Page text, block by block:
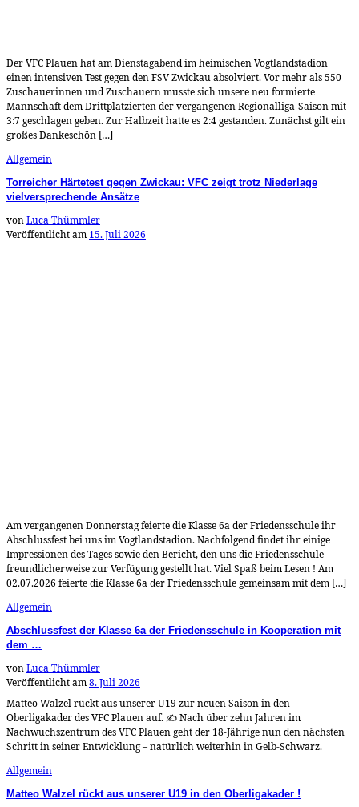
Der VFC Plauen hat am Dienstagabend im heimischen Vogtlandstadion
einen intensiven Test gegen den FSV Zwickau absolviert. Vor mehr als 550
Zuschauerinnen und Zuschauern musste sich unsere neu formierte
Mannschaft dem Drittplatzierten der vergangenen Regionalliga-Saison mit
3:7 geschlagen geben. Zur Halbzeit hatte es 2:4 gestanden. Zunächst gilt ein
großes Dankeschön […]
Allgemein
Torreicher Härtetest gegen Zwickau: VFC zeigt trotz Niederlage
vielversprechende Ansätze
vonLuca Thümmler
Veröffentlicht am 15. Juli 2026
Am vergangenen Donnerstag feierte die Klasse 6a der Friedensschule ihr
Abschlussfest bei uns im Vogtlandstadion. Nachfolgend findet ihr einige
Impressionen des Tages sowie den Bericht, den uns die Friedensschule
freundlicherweise zur Verfügung gestellt hat. Viel Spaß beim Lesen ! Am
02.07.2026 feierte die Klasse 6a der Friedensschule gemeinsam mit dem […]
Allgemein
Abschlussfest der Klasse 6a der Friedensschule in Kooperation mit
dem …
vonLuca Thümmler
Veröffentlicht am8. Juli 2026
Matteo Walzel rückt aus unserer U19 zur neuen Saison in den
Oberligakader des VFC Plauen auf. ✍️ Nach über zehn Jahren im
Nachwuchszentrum des VFC Plauen geht der 18-Jährige nun den nächsten
Schritt in seiner Entwicklung – natürlich weiterhin in Gelb-Schwarz.
Allgemein
Matteo Walzel rückt aus unserer U19 in den Oberligakader !